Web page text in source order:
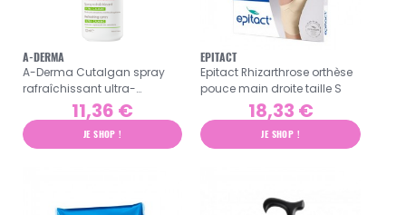
A-DERMA
A-Derma Cutalgan spray
rafraîchissant ultra-
calmant 100ml
11,36 €
JE SHOP !
EPITACT
Epitact Rhizarthrose orthèse
pouce main droite taille S
18,33 €
JE SHOP !